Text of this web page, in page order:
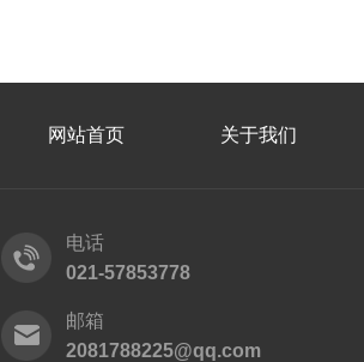
网站首页 关于我们
电话
021-57853778
邮箱
2081788225@qq.com